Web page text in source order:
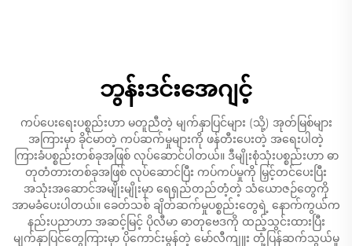
ဘွန်းဒင်းအေဂျင့်
ကပ်ပေးရေးပစ္စည်းဟာ မတူညီတဲ့ မျက်နှာပြင်များ (သို့) အုတ်မြစ်များ
အကြားမှာ ခိုင်မာတဲ့ ကပ်ဆက်မှုများကို ဖန်တီးပေးတဲ့ အရေးပါတဲ့
ကြားခံပစ္စည်းတစ်ခုအဖြစ် လုပ်ဆောင်ပါတယ်။ ဒီမျိုးစုံသုံးပစ္စည်းဟာ ဓာ
တုတံတားတစ်ခုအဖြစ် လုပ်ဆောင်ပြီး ကပ်ကပ်မှုကို မြှင့်တင်ပေးပြီး
အသုံးအဆောင်အမျိုးမျိုးမှာ ရေရှည်တည်တံ့တဲ့ သံယောဇဉ်တွေကို
အာမခံပေးပါတယ်။ ခေတ်သစ် ချိတ်ဆက်မှုပစ္စည်းတွေရဲ့ နောက်ကွယ်က
နည်းပညာဟာ အဆင့်မြင့် ပိုလီမာ ဓာတုဗေဒကို ထည့်သွင်းထားပြီး
မျက်နှာပြင်တွေကြားမှာ ပိုကောင်းမွန်တဲ့ မော်လီကျူး တုံ့ပြန်ဆက်သွယ်မှု